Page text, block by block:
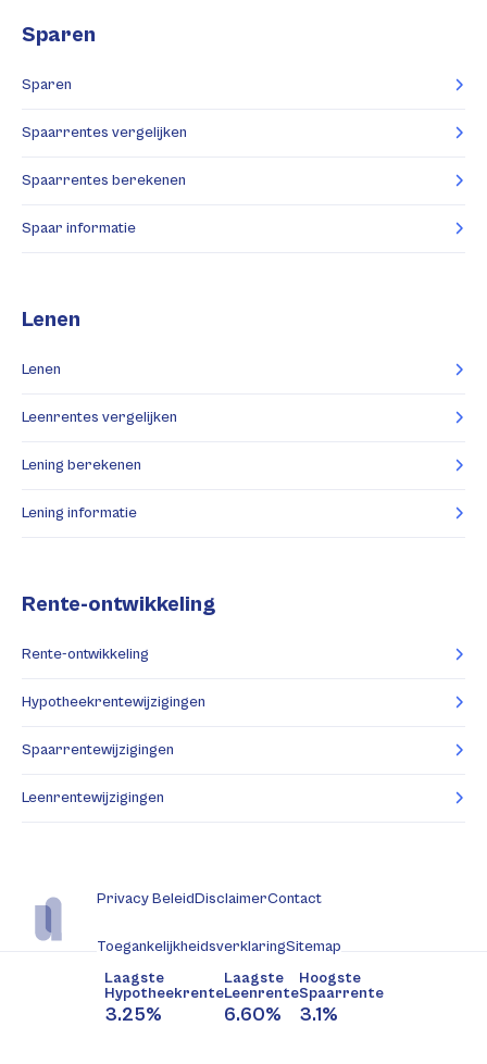
Sparen
Sparen
Spaarrentes vergelijken
Spaarrentes berekenen
Spaar informatie
Lenen
Lenen
Leenrentes vergelijken
Lening berekenen
Lening informatie
Rente-ontwikkeling
Rente-ontwikkeling
Hypotheekrentewijzigingen
Spaarrentewijzigingen
Leenrentewijzigingen
Privacy BeleidDisclaimerContact
ToegankelijkheidsverklaringSitemap
Laagste
Hypotheekrente
3.25%
Laagste
Leenrente
6.60%
Hoogste
Spaarrente
3.1%